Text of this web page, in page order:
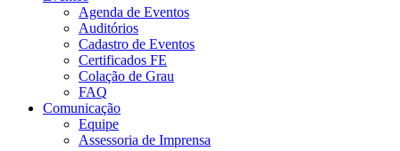
Agenda de Eventos
Auditórios
Cadastro de Eventos
Certificados FE
Colação de Grau
FAQ
Comunicação
Equipe
Assessoria de Imprensa